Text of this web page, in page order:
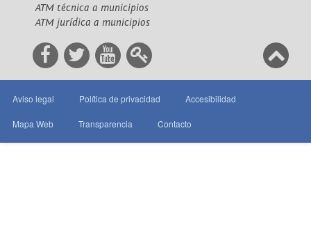
ATM técnica a municipios
ATM jurídica a municipios
Aviso legal Política de privacidad Accesibilidad
Mapa Web Transparencia Contacto